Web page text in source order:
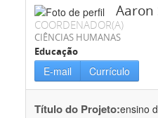
Aaron
COORDENADOR(A)
CIÊNCIAS HUMANAS
Educação
E-mail Currículo
Título do Projeto:ensino